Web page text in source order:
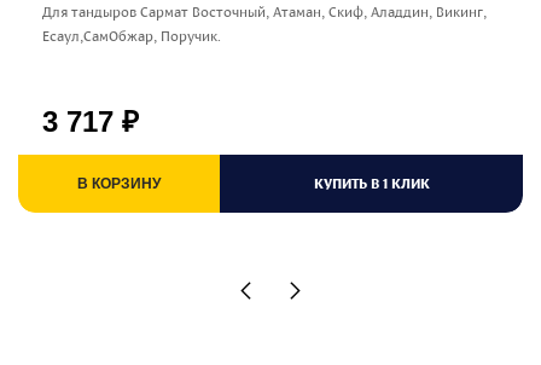
Для тандыров Сармат Восточный, Атаман, Скиф, Аладдин, Викинг,
Есаул,СамОбжар, Поручик.
3 717 ₽
В КОРЗИНУ КУПИТЬ В 1 КЛИК